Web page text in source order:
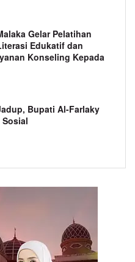
Gelar Pelatihan
Edukatif dan
Konseling Kepada
Bupati Al-Farlaky
Sosial